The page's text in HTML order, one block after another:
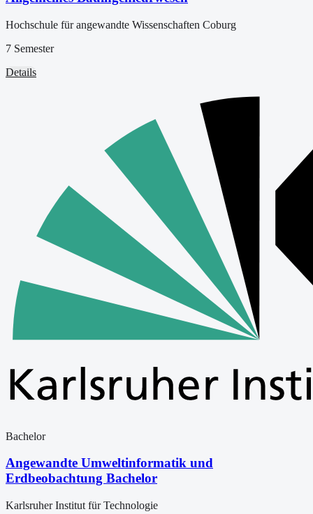
Hochschule für angewandte Wissenschaften Coburg
7 Semester
Details
Bachelor
Angewandte Umweltinformatik und
Erdbeobachtung Bachelor
Karlsruher Institut für Technologie